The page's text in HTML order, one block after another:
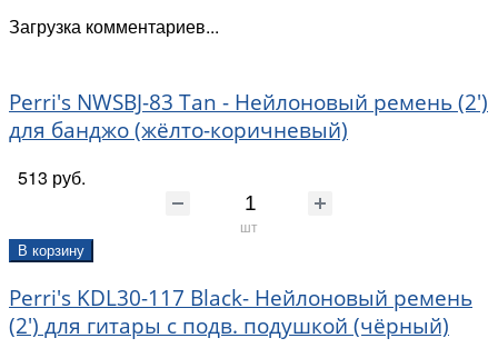
Загрузка комментариев...
Perri's NWSBJ-83 Tan - Нейлоновый ремень (2')
для банджо (жёлто-коричневый)
513 руб.
шт
В корзину
Perri's KDL30-117 Black- Нейлоновый ремень
(2') для гитары с подв. подушкой (чёрный)